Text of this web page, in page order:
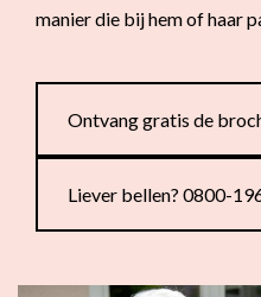
Flexibel inzetbaar
Altijd in de buurt
manier die bij hem of haar
Ontvang gratis de
Liever bellen? 0800-